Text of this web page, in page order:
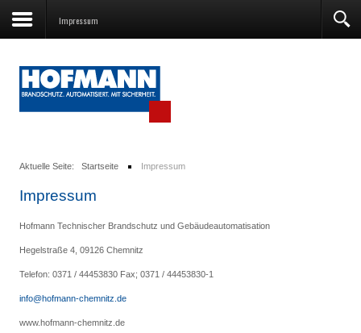
Impressum
Aktuelle Seite: Startseite Impressum
Impressum
Hofmann Technischer Brandschutz und Gebäudeautomatisation
Hegelstraße 4, 09126 Chemnitz
Telefon: 0371 / 44453830 Fax; 0371 / 44453830-1
info@hofmann-chemnitz.de
www.hofmann-chemnitz.de